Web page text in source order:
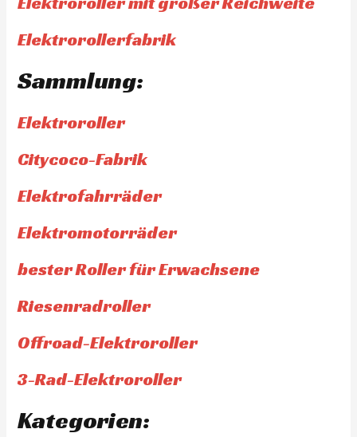
Elektrorollerfabrik
Sammlung:
Elektroroller
Citycoco-Fabrik
Elektrofahrräder
Elektromotorräder
bester Roller für Erwachsene
Riesenradroller
Offroad-Elektroroller
3-Rad-Elektroroller
Kategorien: